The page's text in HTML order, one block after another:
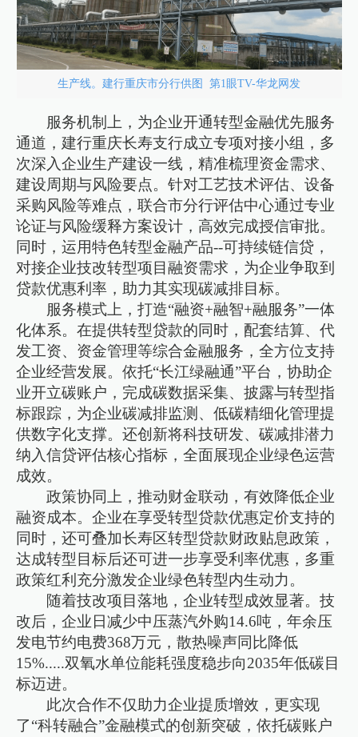
生产线。建行重庆市分行供图 第1眼TV-华龙网发
服务机制上，为企业开通转型金融优先服务
通道，建行重庆长寿支行成立专项对接小组，多
次深入企业生产建设一线，精准梳理资金需求、
建设周期与风险要点。针对工艺技术评估、设备
采购风险等难点，联合市分行评估中心通过专业
论证与风险缓释方案设计，高效完成授信审批。
同时，运用特色转型金融产品--可持续链信贷，
对接企业技改转型项目融资需求，为企业争取到
贷款优惠利率，助力其实现碳减排目标。
服务模式上，打造“融资+融智+融服务”一体
化体系。在提供转型贷款的同时，配套结算、代
发工资、资金管理等综合金融服务，全方位支持
企业经营发展。依托“长江绿融通”平台，协助企
业开立碳账户，完成碳数据采集、披露与转型指
标跟踪，为企业碳减排监测、低碳精细化管理提
供数字化支撑。还创新将科技研发、碳减排潜力
纳入信贷评估核心指标，全面展现企业绿色运营
成效。
政策协同上，推动财金联动，有效降低企业
融资成本。企业在享受转型贷款优惠定价支持的
同时，还可叠加长寿区转型贷款财政贴息政策，
达成转型目标后还可进一步享受利率优惠，多重
政策红利充分激发企业绿色转型内生动力。
随着技改项目落地，企业转型成效显著。技
改后，企业日减少中压蒸汽外购14.6吨，年余压
发电节约电费368万元，散热噪声同比降低
15%.....双氧水单位能耗强度稳步向2035年低碳目
标迈进。
此次合作不仅助力企业提质增效，更实现
了“科转融合”金融模式的创新突破，依托碳账户